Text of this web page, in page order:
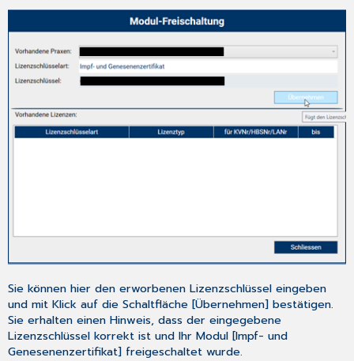
Sie können hier den erworbenen Lizenzschlüssel eingeben
und mit Klick auf die Schaltfläche [Übernehmen] bestätigen.
Sie erhalten einen Hinweis, dass der eingegebene
Lizenzschlüssel korrekt ist und Ihr Modul [Impf- und
Genesenenzertifikat] freigeschaltet wurde.